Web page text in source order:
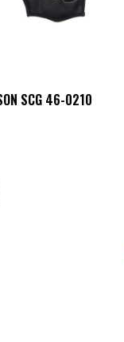
SCG 46-0210